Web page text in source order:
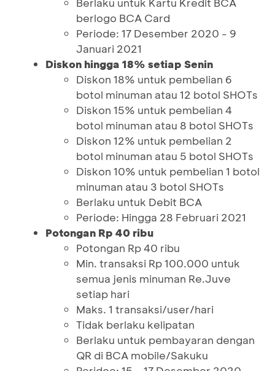
berlogo BCA Card
Periode: 17 Desember 2020 - 9
Januari 2021
Diskon hingga 18% setiap Senin
Diskon 18% untuk pembelian 6
botol minuman atau 12 botol SHOTs
Diskon 15% untuk pembelian 4
botol minuman atau 8 botol SHOTs
Diskon 12% untuk pembelian 2
botol minuman atau 5 botol SHOTs
Diskon 10% untuk pembelian 1 botol
minuman atau 3 botol SHOTs
Berlaku untuk Debit BCA
Periode: Hingga 28 Februari 2021
Potongan Rp 40 ribu
Potongan Rp 40 ribu
Min. transaksi Rp 100.000 untuk
semua jenis minuman Re.Juve
setiap hari
Maks. 1 transaksi/user/hari
Tidak berlaku kelipatan
Berlaku untuk pembayaran dengan
QR di BCA mobile/Sakuku